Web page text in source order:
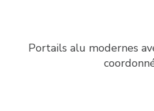
Portails alu modernes